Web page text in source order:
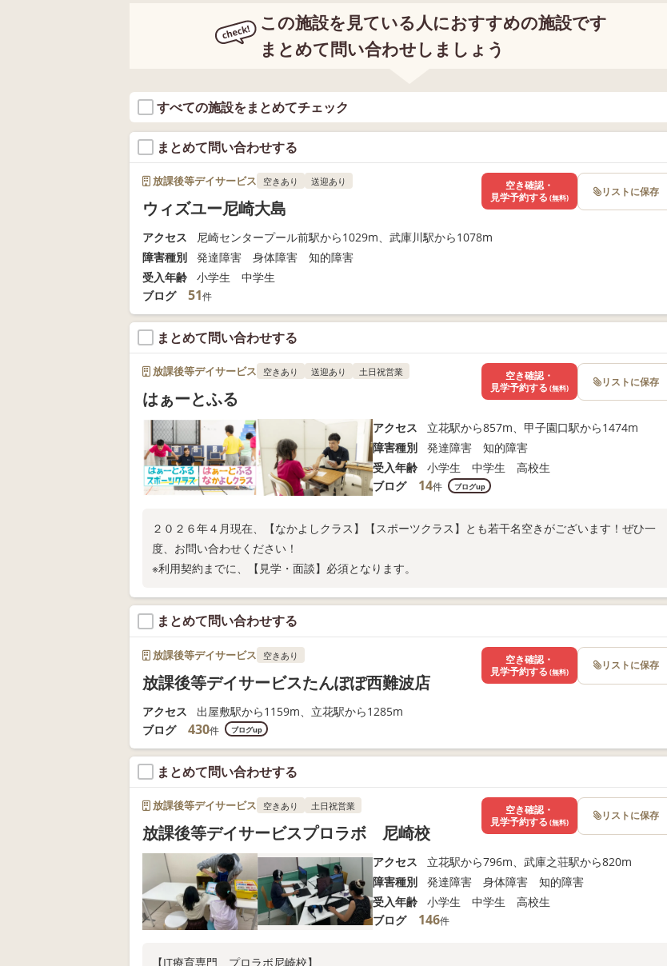
この施設を見ている人におすすめの施設です
まとめて問い合わせしましょう
すべての施設をまとめてチェック
まとめて問い合わせする
放課後等デイサービス 空きあり 送迎あり
ウィズユー尼崎大島
アクセス
尼崎センタープール前駅から1029m、武庫川駅から1078m
障害種別
発達障害 身体障害 知的障害
受入年齢
小学生 中学生
ブログ
51件
空き確認・
見学予約する (無料) リストに保存
まとめて問い合わせする
放課後等デイサービス 空きあり 送迎あり 土日祝営業
はぁーとふる
アクセス
立花駅から857m、甲子園口駅から1474m
障害種別
発達障害 知的障害
受入年齢
小学生 中学生 高校生
ブログ
14件 ブログup
２０２６年４月現在、【なかよしクラス】【スポーツクラス】とも若干名空きがございます！ぜひ一
度、お問い合わせください！
※利用契約までに、【見学・面談】必須となります。
空き確認・
見学予約する (無料) リストに保存
まとめて問い合わせする
放課後等デイサービス 空きあり
放課後等デイサービスたんぽぽ西難波店
アクセス
出屋敷駅から1159m、立花駅から1285m
ブログ
430件 ブログup
空き確認・
見学予約する (無料) リストに保存
まとめて問い合わせする
放課後等デイサービス 空きあり 土日祝営業
放課後等デイサービスプロラボ 尼崎校
アクセス
立花駅から796m、武庫之荘駅から820m
障害種別
発達障害 身体障害 知的障害
受入年齢
小学生 中学生 高校生
ブログ
146件
【IT療育専門 プロラボ尼崎校】
空き確認・
見学予約する (無料) リストに保存